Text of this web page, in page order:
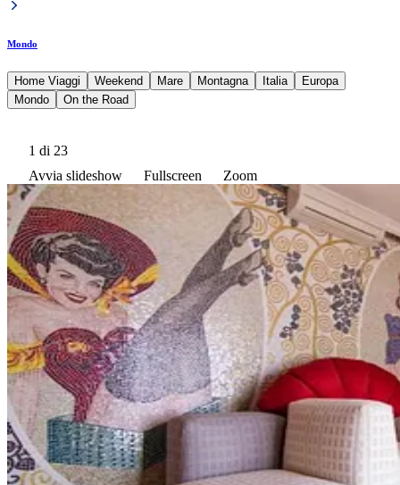
Mondo
Home Viaggi Weekend Mare Montagna Italia
Europa
Mondo
On the Road
1 di 23
Avvia slideshow
Fullscreen Zoom